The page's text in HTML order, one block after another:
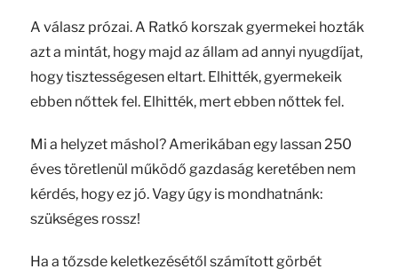
A válasz prózai. A Ratkó korszak gyermekei hozták
azt a mintát, hogy majd az állam ad annyi nyugdíjat,
hogy tisztességesen eltart. Elhitték, gyermekeik
ebben nőttek fel. Elhitték, mert ebben nőttek fel.
Mi a helyzet máshol? Amerikában egy lassan 250
éves töretlenül működő gazdaság keretében nem
kérdés, hogy ez jó. Vagy úgy is mondhatnánk:
szükséges rossz!
Ha a tőzsde keletkezésétől számított görbét